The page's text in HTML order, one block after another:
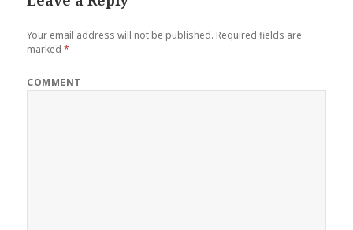
Your email address will not be published. Required fields are
marked*
COMMENT